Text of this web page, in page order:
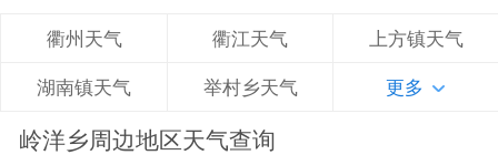
衢州天气 衢江天气 上方镇天气
湖南镇天气 举村乡天气 更多
岭洋乡周边地区天气查询